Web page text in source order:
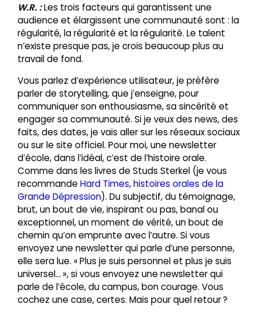
W.R. :Les trois facteurs qui garantissent une
audience et élargissent une communauté sont : la
régularité, la régularité et la régularité. Le talent
n’existe presque pas, je crois beaucoup plus au
travail de fond.
Vous parlez d’expérience utilisateur, je préfère
parler de storytelling, que j’enseigne, pour
communiquer son enthousiasme, sa sincérité et
engager sa communauté. Si je veux des news, des
faits, des dates, je vais aller sur les réseaux sociaux
ou sur le site officiel. Pour moi, une newsletter
d’école, dans l’idéal, c’est de l’histoire orale.
Comme dans les livres de Studs Sterkel (je vous
recommandeHard Times, histoires orales de la
Grande Dépression). Du subjectif, du témoignage,
brut, un bout de vie, inspirant ou pas, banal ou
exceptionnel, un moment de vérité, un bout de
chemin qu’on emprunte avec l’autre. Si vous
envoyez une newsletter qui parle d’une personne,
elle sera lue. « Plus je suis personnel et plus je suis
universel… », si vous envoyez une newsletter qui
parle de l’école, du campus, bon courage. Vous
cochez une case, certes. Mais pour quel retour ?